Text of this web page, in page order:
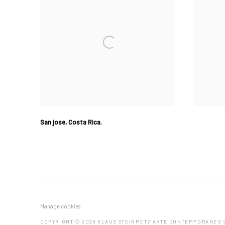
San jose,Costa Rica.
Manage cookies
COPYRIGHT © 2026 KLAUS STEINMETZ ARTE CONTEMPORANEO